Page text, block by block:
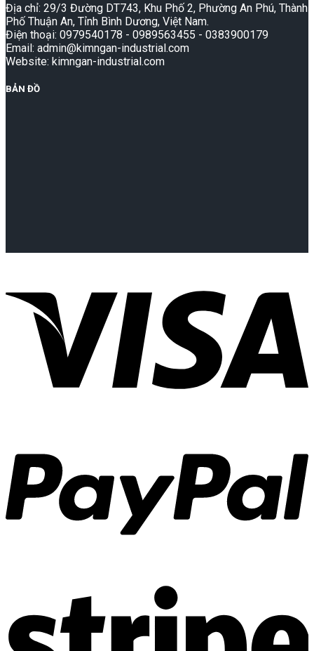
Địa chỉ: 29/3 Đường DT743, Khu Phố 2, Phường An Phú, Thành
Phố Thuận An, Tỉnh Bình Dương, Việt Nam.
Điện thoại: 0979540178 - 0989563455 - 0383900179
Email: admin@kimngan-industrial.com
Website: kimngan-industrial.com
BẢN ĐỒ